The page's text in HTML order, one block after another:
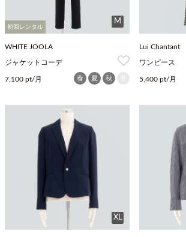
初回レンタル
M
WHITE JOOLA
ジャケットコーデ
7,100 pt/月 春 夏 秋
Lui Chantant
ワンピース
5,400 pt/月
XL